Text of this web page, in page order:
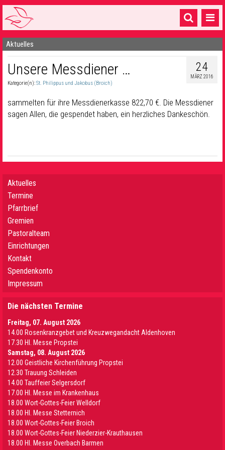
Startseite
1 Pfarrei
16 Gemeinden & mehr
Gottesdienste & Sinnsuche
Seelsorge & Kontakt
Aktuelles
24
MÄRZ 2016
Unsere Messdiener …
Kategorie(n):St. Philippus und Jakobus (Broich)
sammelten für ihre Messdienerkasse 822,70 €. Die Messdiener
sagen Allen, die gespendet haben, ein herzliches Dankeschön.
Aktuelles
Termine
Pfarrbrief
Gremien
Pastoralteam
Einrichtungen
Kontakt
Spendenkonto
Impressum
Die nächsten Termine
Freitag, 07. August 2026
14.00 Rosenkranzgebet und Kreuzwegandacht Aldenhoven
17.30 Hl. Messe Propstei
Samstag, 08. August 2026
12.00 Geistliche Kirchenführung Propstei
12.30 Trauung Schleiden
14.00 Tauffeier Selgersdorf
17.00 Hl. Messe im Krankenhaus
18.00 Wort-Gottes-Feier Welldorf
18.00 Hl. Messe Stetternich
18.00 Wort-Gottes-Feier Broich
18.00 Wort-Gottes-Feier Niederzier-Krauthausen
18.00 Hl. Messe Overbach Barmen